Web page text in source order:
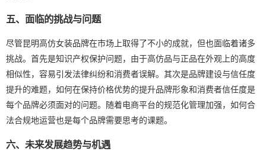
五、面临的挑战与问题
尽管昆明高仿女装品牌在市场上取得了不小的成就，但也面临着诸多
挑战。首先是知识产权保护问题，由于高仿品与正品在外观上的高度
相似性，容易引发法律纠纷和消费者误解。其次是品牌建设与信任度
提升的难题，如何在保持价格优势的提升品牌形象和消费者信任度是
每个品牌必须面对的问题。随着电商平台的规范化管理加强，如何合
法合规地运营也是每个品牌需要思考的课题。
六、未来发展趋势与机遇